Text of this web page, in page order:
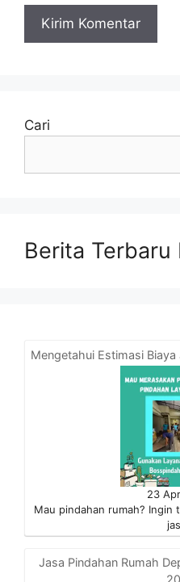
Cari
Berita Terbaru
Mengetahui Estimasi
23
Mau pindahan rumah? Ingin
Jasa Pindahan Rumah